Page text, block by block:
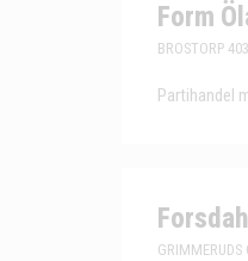
Form
BROSTORP
Partihandel
GRIMMERUDS